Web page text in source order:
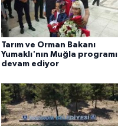
Tarım ve Orman Bakanı
Yumaklı'nın Muğla programı
devam ediyor